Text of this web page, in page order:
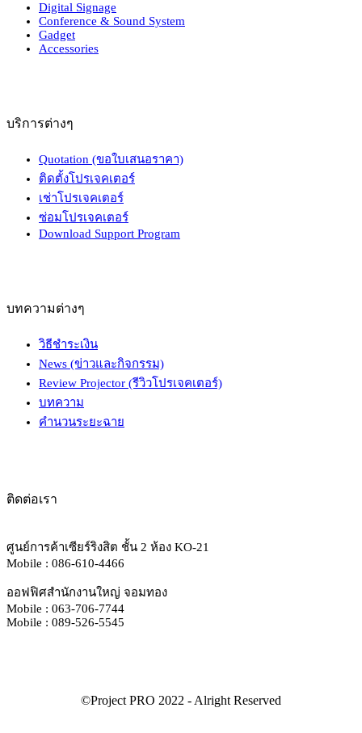
Digital Signage
Conference & Sound System
Gadget
Accessories
บริการต่างๆ
Quotation (ขอใบเสนอราคา)
ติดตั้งโปรเจคเตอร์
เช่าโปรเจคเตอร์
ซ่อมโปรเจคเตอร์
Download Support Program
บทความต่างๆ
วิธีชำระเงิน
News (ข่าวและกิจกรรม)
Review Projector (รีวิวโปรเจคเตอร์)
บทความ
คำนวนระยะฉาย
ติดต่อเรา
ศูนย์การค้าเซียร์ริงสิต ชั้น 2 ห้อง KO-21
Mobile : 086-610-4466
ออฟฟิศสำนักงานใหญ่ จอมทอง
Mobile : 063-706-7744
Mobile : 089-526-5545